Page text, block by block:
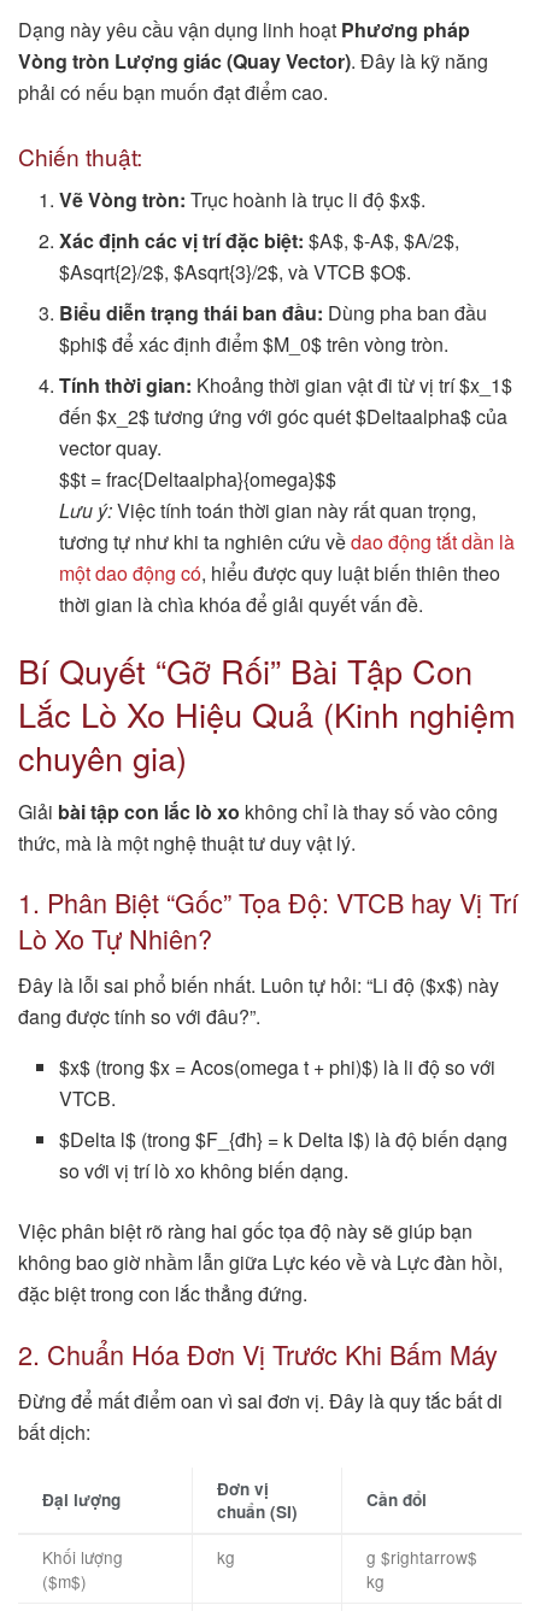
Dạng này yêu cầu vận dụng linh hoạt Phương pháp
Vòng tròn Lượng giác (Quay Vector). Đây là kỹ năng
phải có nếu bạn muốn đạt điểm cao.
Chiến thuật:
Vẽ Vòng tròn: Trục hoành là trục li độ $x$.
Xác định các vị trí đặc biệt: $A$, $-A$, $A/2$,
$Asqrt{2}/2$, $Asqrt{3}/2$, và VTCB $O$.
Biểu diễn trạng thái ban đầu: Dùng pha ban đầu
$phi$ để xác định điểm $M_0$ trên vòng tròn.
Tính thời gian: Khoảng thời gian vật đi từ vị trí $x_1$
đến $x_2$ tương ứng với góc quét $Deltaalpha$ của
vector quay.
$$t = frac{Deltaalpha}{omega}$$
Lưu ý:Việc tính toán thời gian này rất quan trọng,
tương tự như khi ta nghiên cứu vềdao động tắt dần là
một dao động có, hiểu được quy luật biến thiên theo
thời gian là chìa khóa để giải quyết vấn đề.
Bí Quyết “Gỡ Rối” Bài Tập Con
Lắc Lò Xo Hiệu Quả (Kinh nghiệm
chuyên gia)
Giải bài tập con lắc lò xo không chỉ là thay số vào công
thức, mà là một nghệ thuật tư duy vật lý.
1. Phân Biệt “Gốc” Tọa Độ: VTCB hay Vị Trí
Lò Xo Tự Nhiên?
Đây là lỗi sai phổ biến nhất. Luôn tự hỏi: “Li độ ($x$) này
đang được tính so với đâu?”.
$x$ (trong $x = Acos(omega t + phi)$) là li độ so với
VTCB.
$Delta l$ (trong $F_{đh} = k Delta l$) là độ biến dạng
so với vị trí lò xo không biến dạng.
Việc phân biệt rõ ràng hai gốc tọa độ này sẽ giúp bạn
không bao giờ nhầm lẫn giữa Lực kéo về và Lực đàn hồi,
đặc biệt trong con lắc thẳng đứng.
2. Chuẩn Hóa Đơn Vị Trước Khi Bấm Máy
Đừng để mất điểm oan vì sai đơn vị. Đây là quy tắc bất di
bất dịch:
Đại lượng
Đơn vị
chuẩn (SI)
Cần đổi
Khối lượng
($m$)
kg
g $rightarrow$
kg